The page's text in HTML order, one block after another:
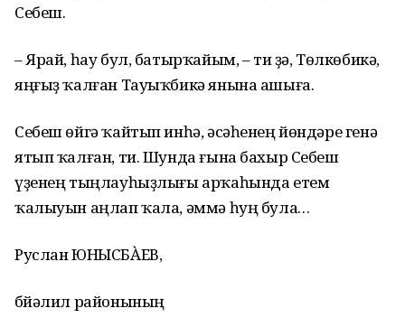
Себеш.
– Ярай, һау бул, батырҡайым, – ти ҙә, Төлкөбикә,
яңғыҙ ҡалған Тауыҡбикә янына ашыға.
Себеш өйгә ҡайтып инһә, әсәһенең йөндәре генә
ятып ҡалған, ти. Шунда ғына бахыр Себеш
үҙенең тыңлауһыҙлығы арҡаһында етем
ҡалыуын аңлап ҡала, әммә һуң була…
Руслан ЮНЫСБÀЕВ,
Әбйәлил районының